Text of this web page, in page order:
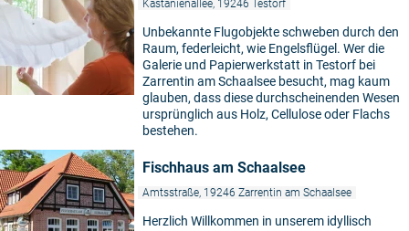
Kastanienallee, 19246 Testorf
Unbekannte Flugobjekte schweben durch den
Raum, federleicht, wie Engelsflügel. Wer die
Galerie und Papierwerkstatt in Testorf bei
Zarrentin am Schaalsee besucht, mag kaum
glauben, dass diese durchscheinenden Wesen
ursprünglich aus Holz, Cellulose oder Flachs
bestehen.
Fischhaus am Schaalsee
Amtsstraße, 19246 Zarrentin am Schaalsee
Herzlich Willkommen in unserem idyllisch